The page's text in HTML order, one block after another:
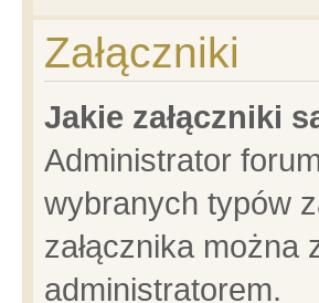
Załączniki
Jakie załączniki
Administrator
wybranych typów
załącznika można
administratorem.